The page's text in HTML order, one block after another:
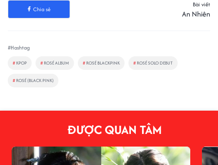
Chia sẻ
Bài viết
An Nhiên
#Hashtag
# KPOP # ROSÉ ALBUM # ROSÉ BLACKPINK # ROSÉ SOLO DEBUT
# ROSÉ (BLACK PINK)
ĐƯỢC QUAN TÂM